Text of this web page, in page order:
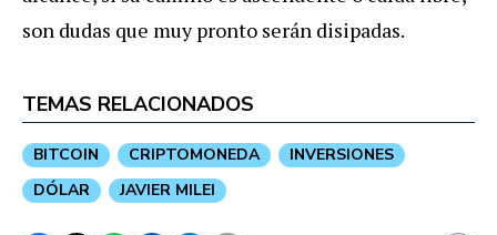
son dudas que muy pronto serán disipadas.
TEMAS RELACIONADOS
BITCOIN CRIPTOMONEDA
INVERSIONES
DÓLAR
JAVIER MILEI